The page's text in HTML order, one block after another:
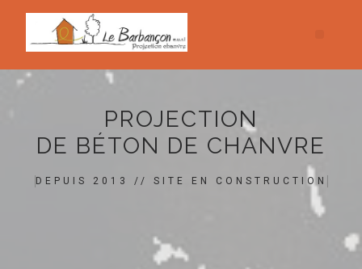
PROJECTION
DE BÉTON DE CHANVRE
DEPUIS 2013 // SITE EN CONSTRUCTION